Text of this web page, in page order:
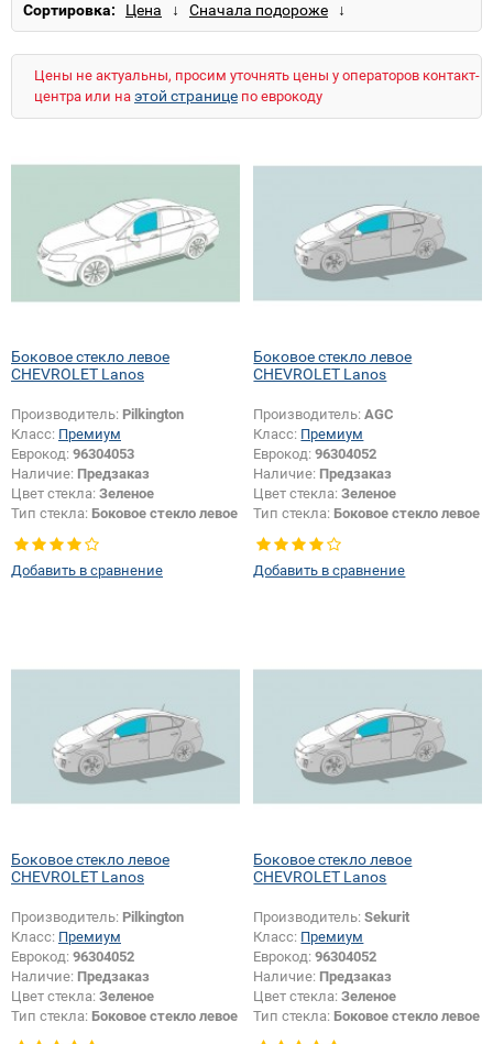
Сортировка:
Цены не актуальны, просим уточнять цены у операторов контакт-
центра или на этой странице по еврокоду
Боковое стекло левое
CHEVROLET Lanos
Производитель: Pilkington
Класс: Премиум
Еврокод: 96304053
Наличие: Предзаказ
Цвет стекла: Зеленое
Тип стекла: Боковое стекло левое
Добавить в сравнение
Боковое стекло левое
CHEVROLET Lanos
Производитель:AGC
Класс: Премиум
Еврокод:96304052
Наличие: Предзаказ
Цвет стекла:Зеленое
Тип стекла: Боковое стекло левое
Добавить в сравнение
Боковое стекло левое
CHEVROLET Lanos
Производитель: Pilkington
Класс: Премиум
Еврокод: 96304052
Наличие: Предзаказ
Цвет стекла: Зеленое
Тип стекла: Боковое стекло левое
Боковое стекло левое
CHEVROLET Lanos
Производитель:Sekurit
Класс: Премиум
Еврокод:96304052
Наличие: Предзаказ
Цвет стекла:Зеленое
Тип стекла: Боковое стекло левое